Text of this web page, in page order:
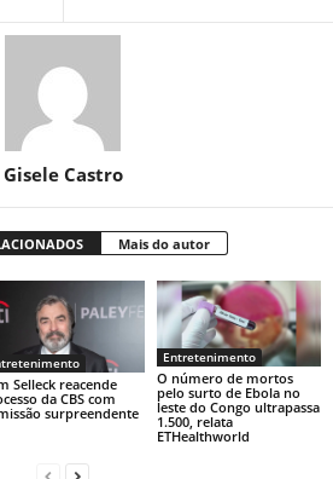
Gisele Castro
Mais do autor
Selleck reacende
da CBS com
surpreendente
Entretenimento
O número de mortos
pelo surto de Ebola no
leste do Congo ultrapassa
1.500, relata
ETHealthworld